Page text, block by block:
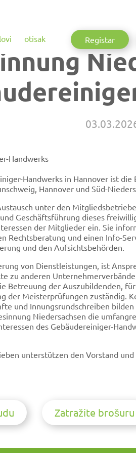
otisak Registar
Handwerks
Handwerks in Hannover ist
Hannover und Süd-
unter den
Geschäftsführung dieses
der Mitglieder ein. Sie
Rechtsberatung und einen Info-
und den Aufsichtsbehörden.
von Dienstleistungen, ist
zu anderen
Betreuung der Auszubildenden,
der Meisterprüfungen zuständig.
und Innungsrundschreiben
Niedersachsen die
des Gebäudereiniger-
unterstützen den Vorstand und
Zatražite brošuru